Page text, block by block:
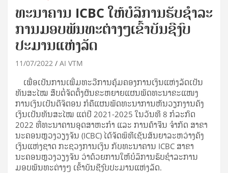
ທະນາຄານ ICBC ໃຫ້ບໍລິການຮັບຊຳລະ
ການມອບພັນທະຕ່າງໆເຂົ້າບັນຊີງົບ
ປະມານແຫ່ງລັດ
11/07/2022 AI VTM
ເພື່ອເປັນການເພີ່ມທະວີການຄຸ້ມຄອງການເງິນແຫ່ງລັດເປັນ
ທັນສະໄໝ ສືບຕໍ່ຈັດຕັ້ງຜັນຂະຫຍາຍແຜນພັດທະນາຂະແໜງ
ການເງິນເປັນດີຈິຕອນ ກໍຄືແຜນພັດທະນາການຫັນວຽກງານຄັງ
ເງິນເປັນທັນສະໄໝ ແຕ່ປີ 2021-2025 ໃນວັນທີ 8 ກໍລະກົດ
2022 ທີ່ທະນາຄານອຸດສາຫະກຳ ແລະ ການຄ້າຈີນ ຈຳກັດ ສາຂາ
ນະຄອນຫຼວງວຽງຈັນ (ICBC) ໄດ້ຈັດພິທີເຊັນສັນຍາລະຫວ່າງຄັງ
ເງິນແຫ່ງຊາດ ກະຊວງການເງິນ ກັບທະນາຄານ ICBC ສາຂາ
ນະຄອນຫຼວງວຽງຈັນ ວ່າດ້ວຍການໃຫ້ບໍລິການຮັບຊຳລະການ
ມອບພັນທະຕ່າງໆ ເຂົ້າບັນຊີງົບປະມານແຫ່ງລັດ.